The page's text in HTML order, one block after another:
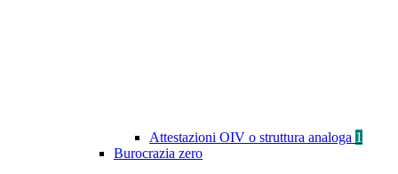
Attestazioni OIV o struttura analoga 1
Burocrazia zero